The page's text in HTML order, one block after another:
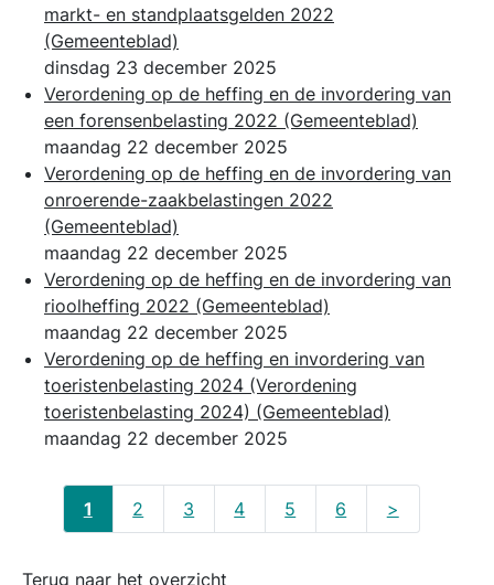
markt- en standplaatsgelden 2022
(Gemeenteblad)
dinsdag 23 december 2025
Verordening op de heffing en de invordering van
een forensenbelasting 2022 (Gemeenteblad)
maandag 22 december 2025
Verordening op de heffing en de invordering van
onroerende-zaakbelastingen 2022
(Gemeenteblad)
maandag 22 december 2025
Verordening op de heffing en de invordering van
rioolheffing 2022 (Gemeenteblad)
maandag 22 december 2025
Verordening op de heffing en invordering van
toeristenbelasting 2024 (Verordening
toeristenbelasting 2024) (Gemeenteblad)
maandag 22 december 2025
1 2 3 4 5 6 >
Terug naar het overzicht